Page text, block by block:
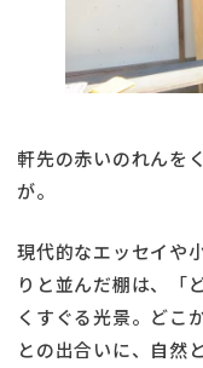
軒先の赤いのれんを
が。
現代的なエッセイや
りと並んだ棚は、「
くすぐる光景。どこ
との出合いに、自然